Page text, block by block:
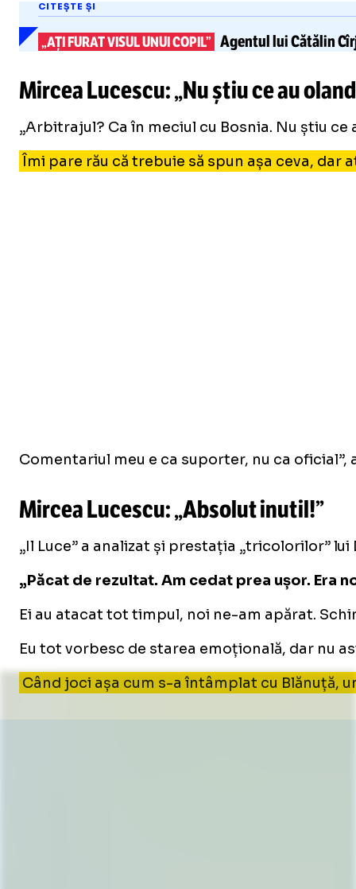
CITEȘTE ȘI
„AȚI FURAT VISUL UNUI COPIL” Agentul lui Cătălin
Mircea Lucescu: „Nu știu ce au
„Arbitrajul? Ca în meciul cu Bosnia. Nu știu
Îmi pare rău că trebuie să spun așa ceva,
Comentariul meu e ca suporter, nu ca
Mircea Lucescu: „Absolut inutil!”
„Il Luce” a analizat și prestația „tricolorilor”
„Păcat de rezultat. Am cedat prea ușor. Era
Ei au atacat tot timpul, noi ne-am apărat.
Eu tot vorbesc de starea emoțională, dar nu
Când joci așa cum s-a întâmplat cu Blănuță,